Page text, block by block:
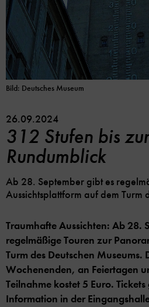
Bild: Deutsches Museum
26.09.2024
312 Stufen bis
Rundumblick
Ab 28. September gibt es
Aussichtsplattform auf dem Turm
Traumhafte Aussichten: Ab 28.
regelmäßige Touren zur
Turm des Deutschen
Wochenenden, an Feiertagen
Teilnahme kostet 5 Euro.
Information in der